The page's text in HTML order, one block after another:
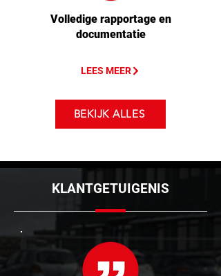
Volledige rapportage en
documentatie
LEES MEER
BEKIJK ALLES
KLANTGETUIGENIS